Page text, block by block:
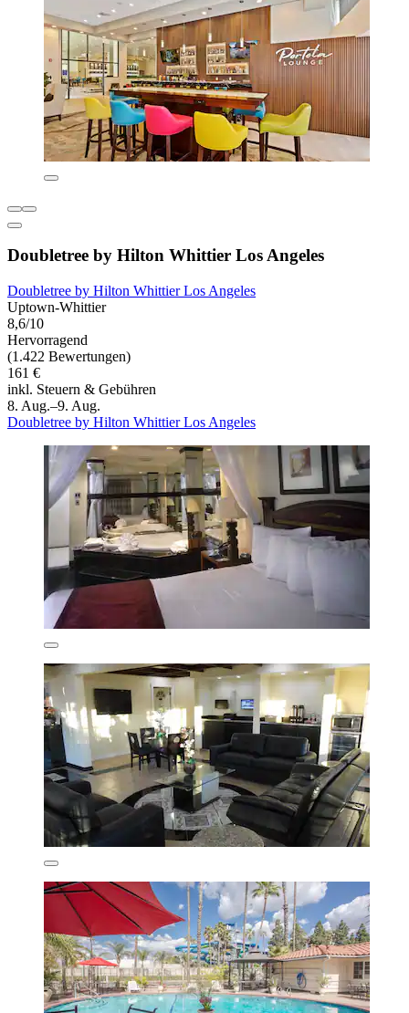
Doubletree by Hilton Whittier Los Angeles
Doubletree by Hilton Whittier Los Angeles
Uptown-Whittier
8,6/10
Hervorragend
(1.422 Bewertungen)
161 €
inkl. Steuern & Gebühren
8. Aug.–9. Aug.
Doubletree by Hilton Whittier Los Angeles